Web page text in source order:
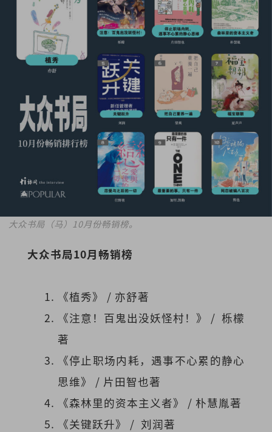
大众书局（马）10月份畅销榜。
大众书局10月畅销榜
《植秀》 / 亦舒著
《注意！百鬼出没妖怪村！》 / 栎檬
著
《停止职场内耗，遇事不心累的静心
思维》 / 片田智也著
《森林里的资本主义者》 / 朴慧胤著
《关键跃升》 / 刘润著